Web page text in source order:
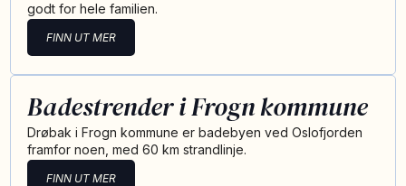
godt for hele familien.
FINN UT MER
Badestrender i Frogn kommune
Drøbak i Frogn kommune er badebyen ved Oslofjorden
framfor noen, med 60 km strandlinje.
FINN UT MER